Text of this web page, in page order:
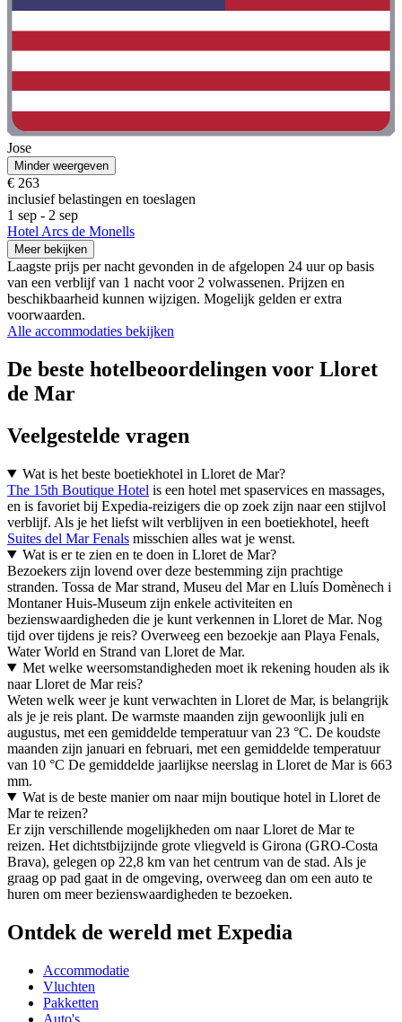
Jose
Minder weergeven
€ 263
inclusief belastingen en toeslagen
1 sep - 2 sep
Hotel Arcs de Monells
Meer bekijken
Laagste prijs per nacht gevonden in de afgelopen 24 uur op basis
van een verblijf van 1 nacht voor 2 volwassenen. Prijzen en
beschikbaarheid kunnen wijzigen. Mogelijk gelden er extra
voorwaarden.
Alle accommodaties bekijken
De beste hotelbeoordelingen voor Lloret
de Mar
Veelgestelde vragen
Wat is het beste boetiekhotel in Lloret de Mar?
The 15th Boutique Hotel is een hotel met spaservices en massages,
en is favoriet bij Expedia-reizigers die op zoek zijn naar een stijlvol
verblijf. Als je het liefst wilt verblijven in een boetiekhotel, heeft
Suites del Mar Fenals misschien alles wat je wenst.
Wat is er te zien en te doen in Lloret de Mar?
Bezoekers zijn lovend over deze bestemming zijn prachtige
stranden. Tossa de Mar strand, Museu del Mar en Lluís Domènech i
Montaner Huis-Museum zijn enkele activiteiten en
bezienswaardigheden die je kunt verkennen in Lloret de Mar. Nog
tijd over tijdens je reis? Overweeg een bezoekje aan Playa Fenals,
Water World en Strand van Lloret de Mar.
Met welke weersomstandigheden moet ik rekening houden als ik
naar Lloret de Mar reis?
Weten welk weer je kunt verwachten in Lloret de Mar, is belangrijk
als je je reis plant. De warmste maanden zijn gewoonlijk juli en
augustus, met een gemiddelde temperatuur van 23 °C. De koudste
maanden zijn januari en februari, met een gemiddelde temperatuur
van 10 °C De gemiddelde jaarlijkse neerslag in Lloret de Mar is 663
mm.
Wat is de beste manier om naar mijn boutique hotel in Lloret de
Mar te reizen?
Er zijn verschillende mogelijkheden om naar Lloret de Mar te
reizen. Het dichtstbijzijnde grote vliegveld is Girona (GRO-Costa
Brava), gelegen op 22,8 km van het centrum van de stad. Als je
graag op pad gaat in de omgeving, overweeg dan om een auto te
huren om meer bezienswaardigheden te bezoeken.
Ontdek de wereld met Expedia
Accommodatie
Vluchten
Pakketten
Auto's